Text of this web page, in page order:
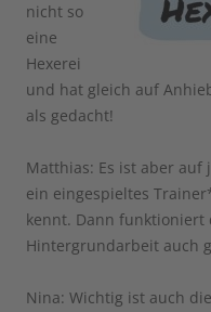
nicht so
eine
Hexerei
und hat gleich auf
als gedacht!
Matthias: Es ist aber auf
ein eingespieltes
kennt. Dann funktioniert
Hintergrundarbeit auch
Nina: Wichtig ist auch